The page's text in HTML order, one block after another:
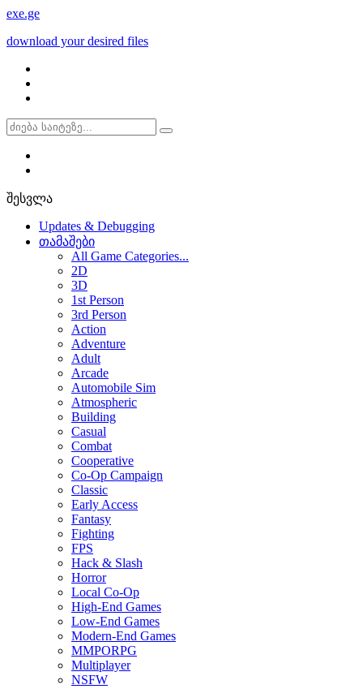
exe.ge
download your desired files
შესვლა
Updates & Debugging
თამაშები
All Game Categories...
2D
3D
1st Person
3rd Person
Action
Adventure
Adult
Arcade
Automobile Sim
Atmospheric
Building
Casual
Combat
Cooperative
Co-Op Campaign
Classic
Early Access
Fantasy
Fighting
FPS
Hack & Slash
Horror
Local Co-Op
High-End Games
Low-End Games
Modern-End Games
MMPORPG
Multiplayer
NSFW